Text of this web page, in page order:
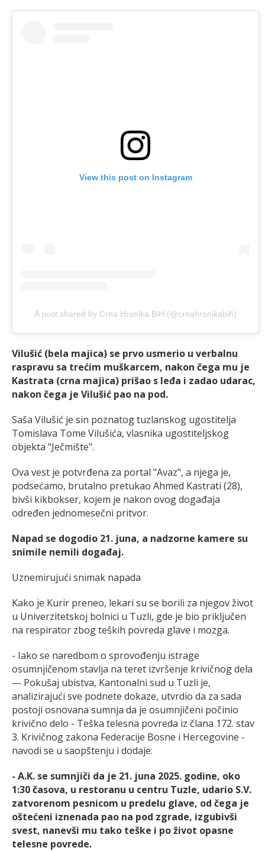
View this post on Instagram
A post shared by Crna Hronika BiH (@crnahronikabih)
Vilušić (bela majica) se prvo usmerio u verbalnu
raspravu sa trećim muškarcem, nakon čega mu je
Kastrata (crna majica) prišao s leđa i zadao udarac,
nakon čega je Vilušić pao na pod.
Saša Vilušić je sin poznatog tuzlanskog ugostitelja
Tomislava Tome Vilušića, vlasnika ugostiteljskog
objekta "Ječmište".
Ova vest je potvrđena za portal "Avaz", a njega je,
podsećamo, brutalno pretukao Ahmed Kastrati (28),
bivši kikbokser, kojem je nakon ovog događaja
određen jednomesečni pritvor.
Napad se dogodio 21. juna, a nadzorne kamere su
snimile nemili događaj.
Uznemirujući snimak napada
Kako je Kurir preneo, lekari su se borili za njegov život
u Univerzitetskoj bolnici u Tuzli, gde je bio priključen
na respirator zbog teških povreda glave i mozga.
- Iako se naredbom o sprovođenju istrage
osumnjičenom stavlja na teret izvršenje krivičnog dela
— Pokušaj ubistva, Kantonalni sud u Tuzli je,
analizirajući sve podnete dokaze, utvrdio da za sada
postoji osnovana sumnja da je osumnjičeni počinio
krivično delo - Teška telesna povreda iz člana 172. stav
3. Krivičnog zakona Federacije Bosne i Hercegovine -
navodi se u saopštenju i dodaje:
- A.K. se sumnjiči da je 21. juna 2025. godine, oko
1:30 časova, u restoranu u centru Tuzle, udario S.V.
zatvorenom pesnicom u predelu glave, od čega je
oštećeni iznenada pao na pod zgrade, izgubivši
svest, nanevši mu tako teške i po život opasne
telesne povrede.